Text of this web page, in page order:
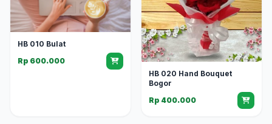
HB 010 Bulat
Rp 600.000
HB 020 Hand Bouquet
Bogor
Rp 400.000